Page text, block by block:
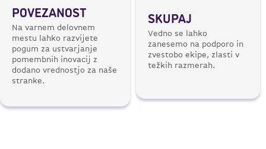
POVEZANOST
Na varnem delovnem
mestu lahko razvijete
pogum za ustvarjanje
pomembnih inovacij z
dodano vrednostjo za naše
stranke.
SKUPAJ
Vedno se lahko
zanesemo na podporo in
zvestobo ekipe, zlasti v
težkih razmerah.